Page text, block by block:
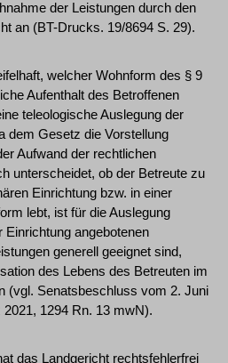
der Leistungen durch den
an (BT-Drucks. 19/8694 S. 29).
welcher Wohnform des § 9
Aufenthalt des Betroffenen
teleologische Auslegung der
dem Gesetz die Vorstellung
Aufwand der rechtlichen
unterscheidet, ob der Betreute zu
Einrichtung bzw. in einer
lebt, ist für die Auslegung
Einrichtung angebotenen
generell geeignet sind,
des Lebens des Betreuten im
(vgl. Senatsbeschluss vom 2. Juni
1294 Rn. 13 mwN).
das Landgericht rechtsfehlerfrei